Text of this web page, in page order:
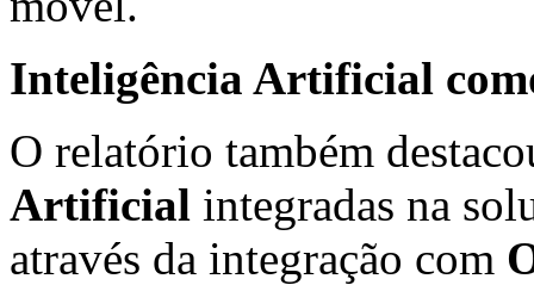
Inteligência Artificial
O relatório também
Artificial integradas na
através da integração com